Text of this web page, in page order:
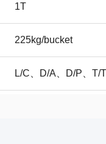
1T
225kg/bucket
L/C、D/A、D/P、T/T